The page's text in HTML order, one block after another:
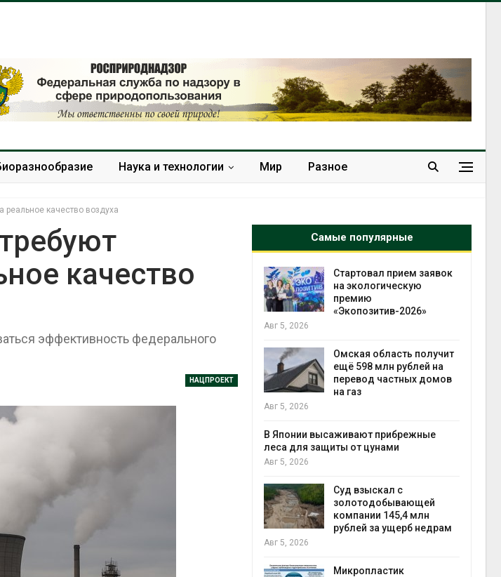
Наука и технологии Мир Разное
реальное качество воздуха
качество
эффективность федерального
НАЦПРОЕКТ
Самые популярные
Изменение климата
меняет ареалы бабочек
В Австралии снизят
Авг 5, 2026
Суд запретил
Стартовал прием заявок
на экологическую
премию
«Экопозитив-2026»
Авг 5, 2026
Омская область получит
ещё 598 млн рублей на
перевод частных домов
на газ
Авг 5, 2026
В Японии высаживают прибрежные
леса для защиты от цунами
Авг 5, 2026
Суд взыскал с
золотодобывающей
компании 145,4 млн
рублей за ущерб недрам
Авг 5, 2026
Микропластик